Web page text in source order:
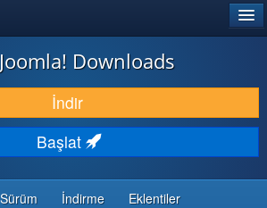
Joomla! Downloads
İndir
Başlat
İndirme Eklentiler